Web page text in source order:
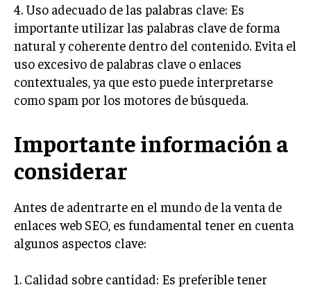
GESTIÓN DE OPERACIONES Y CADENA DE
SUMINISTRO
LOGÍSTICA EMPRESARIAL
CALIDAD Y MEJORA CONTINUA
TALENTO
COMPENSACIÓN Y BENEFICIOS
DESARROLLO DE PERSONAL
GESTIÓN DEL DESEMPEÑO
CULTURA Y CLIMA ORGANIZACIONAL
4. Uso adecuado de las palabras clave: Es
importante utilizar las palabras clave de forma
natural y coherente dentro del contenido. Evita el
uso excesivo de palabras clave o enlaces
contextuales, ya que esto puede interpretarse
como spam por los motores de búsqueda.
Importante información a
considerar
Antes de adentrarte en el mundo de la venta de
enlaces web SEO, es fundamental tener en cuenta
algunos aspectos clave:
1. Calidad sobre cantidad: Es preferible tener